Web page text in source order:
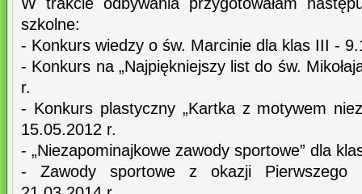
szkolne:
- Konkurs wiedzy o św. Marcinie dla klas III -
- Konkurs na „Najpiękniejszy list do św.
r.
- Konkurs plastyczny „Kartka z motywem
15.05.2012 r.
- „Niezapominajkowe zawody sportowe” dla
- Zawody sportowe z okazji